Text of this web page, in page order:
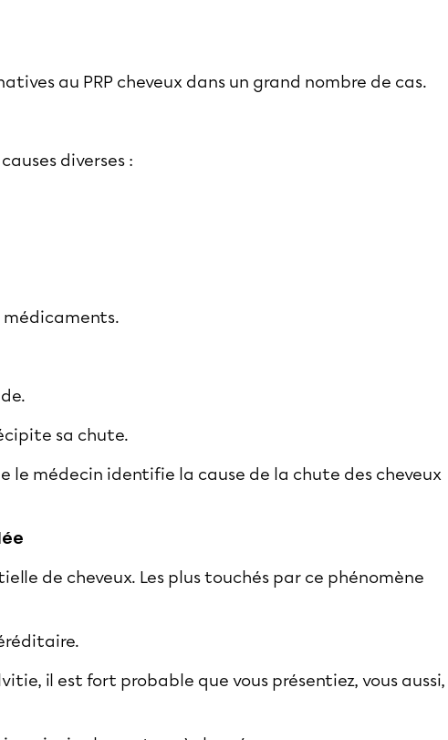
au PRP cheveux dans un grand nombre de cas.
diverses :
médicaments.
sa chute.
le médecin identifie la cause de la chute des cheveux
de cheveux. Les plus touchés par ce phénomène
il est fort probable que vous présentiez, vous aussi,